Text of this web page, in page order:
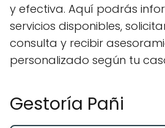
y efectiva. Aquí podrás
servicios disponibles,
consulta y recibir
personalizado según tu
Gestoría Pañi